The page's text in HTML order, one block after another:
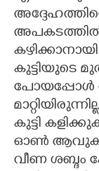
കുട്ടിയുടെ
പോയപ്പോൾ
കുട്ടി
ഓൺ
വീണ ശബ്ദം